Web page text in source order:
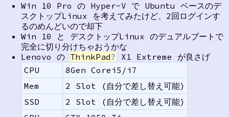
Win 10 Pro の Hyper-V で Ubuntu ベースのデ
スクトップLinux を考えてみたけど、2回ログインす
るのめんどいので却下
Win 10 と デスクトップLinux のデュアルブートで
完全に切り分けちゃおうかな
Lenovo の ThinkPad?
X1 Extreme が良さげ
CPU
8Gen Corei5/i7
Mem
2 Slot (自分で差し替え可能)
SSD
2 Slot (自分で差し替え可能)